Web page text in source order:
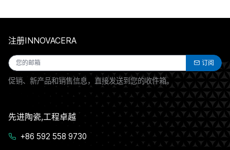
注册INNOVACERA
订阅
促销、新产品和销售信息，直接发送到您的收件箱。
先进陶瓷,工程卓越
+86 592 558 9730